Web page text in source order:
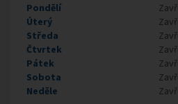
Pondělí
Úterý
Středa
Čtvrtek
Pátek
Sobota
Neděle